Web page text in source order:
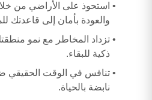
استحوذ على الأراضي من
والعودة بأمان إلى قاعدتك
تزداد المخاطر مع نمو
ذكية للبقاء.
تنافس في الوقت الحقيقي
نابضة بالحياة.